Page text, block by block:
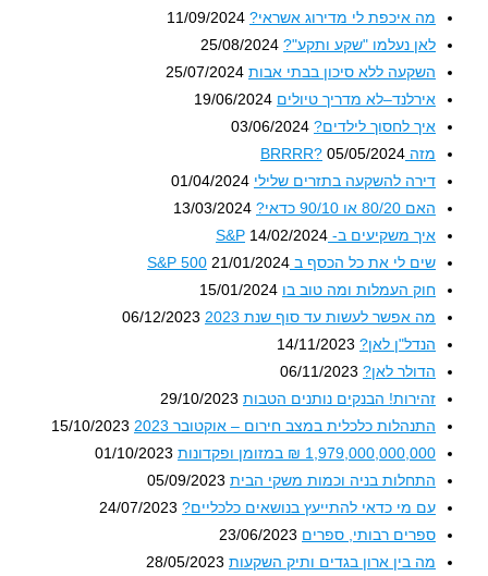
מה איכפת לי מדירוג אשראי? 11/09/2024
לאן נעלמו "שקע ותקע"? 25/08/2024
השקעה ללא סיכון בבתי אבות 25/07/2024
אירלנד–לא מדריך טיולים 19/06/2024
איך לחסוך לילדים? 03/06/2024
מזה BRRRR?
05/05/2024
דירה להשקעה בתזרים שלילי 01/04/2024
האם 80/20 או 90/10 כדאי?
13/03/2024
איך משקיעים ב- S&P14/02/2024
שים לי את כל הכסף ב S&P 50021/01/2024
חוק העמלות ומה טוב בו 15/01/2024
מה אפשר לעשות עד סוף שנת 2023
06/12/2023
הנדל"ן לאן? 14/11/2023
הדולר לאן? 06/11/2023
זהירות! הבנקים נותנים הטבות 29/10/2023
התנהלות כלכלית במצב חירום – אוקטובר 2023
15/10/2023
1,979,000,000,000 ₪ במזומן ופקדונות
01/10/2023
התחלות בניה וכמות משקי הבית 05/09/2023
עם מי כדאי להתייעץ בנושאים כלכליים? 24/07/2023
ספרים רבותי, ספרים 23/06/2023
מה בין ארון בגדים ותיק השקעות 28/05/2023